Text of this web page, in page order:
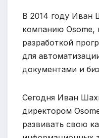
В 2014 году Иван
компанию Osome,
разработкой
для
документами и
Сегодня Иван
директором
развивать свою